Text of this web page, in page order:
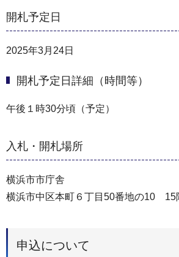
開札予定日
2025年3月24日
開札予定日詳細（時間等）
午後１時30分頃（予定）
入札・開札場所
横浜市市庁舎
横浜市中区本町６丁目50番地の10 15
申込について